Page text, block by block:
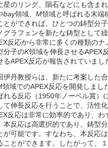
星のリング、隕石などにも含ま
bay領域、 M領域と呼ばれる末端
とができれば、ひとつの鋳型分
グラフェンを新たな鋳型として
反応から非常に多くの種類の
分子のK領域を伸長させるAPEX
るAPEX反応が報告されていまし
伊丹教授らは、新たに考案した
領域でのAPEX反応を開発しまし
れる反応（1950年ノーベル賞）
て伸長反応を行うことで、活性
反応は非常に効率的であり、
本反応は高選択的であり、鋳型
が可能です。すなわち、本反応
ことができます。したがって、